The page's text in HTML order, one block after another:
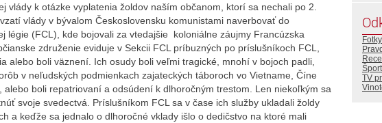
vlády k otázke vyplatenia žoldov naším občanom, ktorí sa nechali po 2.
vlády v bývalom Československu komunistami naverbovať do
légie (FCL), kde bojovali za vtedajšie koloniálne záujmy Francúzska
združenie eviduje v Sekcii FCL príbuzných po príslušníkoch FCL,
alebo boli väznení. Ich osudy boli veľmi tragické, mnohí v bojoch padli,
v neľudských podmienkach zajateckých táboroch vo Vietname, Číne
alebo boli repatriovaní a odsúdení k dlhoročným trestom. Len niekoľkým sa
svoje svedectvá. Príslušníkom FCL sa v čase ich služby ukladali žoldy
a keďže sa jednalo o dlhoročné vklady išlo o dedičstvo na ktoré mali
Fotky
Šport
TV